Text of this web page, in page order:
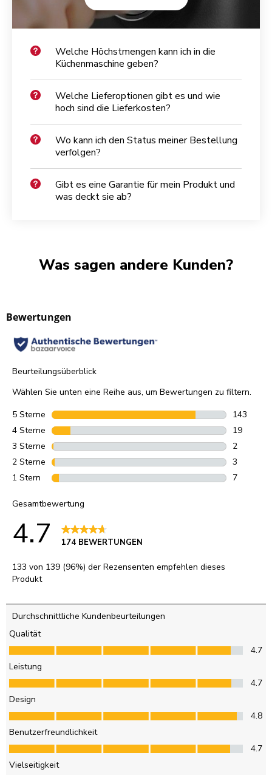
Welche Höchstmengen kann ich in die
Küchenmaschine geben?
Welche Lieferoptionen gibt es und wie
hoch sind die Lieferkosten?
Wo kann ich den Status meiner Bestellung
verfolgen?
Gibt es eine Garantie für mein Produkt und
was deckt sie ab?
Was sagen andere Kunden?